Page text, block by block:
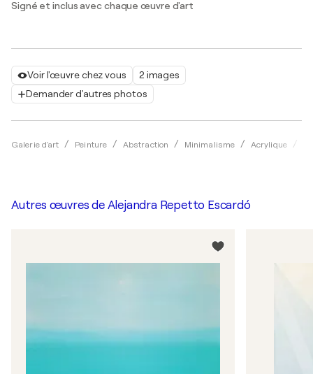
Voir l'œuvre chez vous
2 images
Demander d'autres photos
Galerie d'art Peinture Abstraction Minimalisme Acrylique
Signé et inclus avec chaque œuvre d'art
Autres œuvres de Alejandra Repetto Escardó